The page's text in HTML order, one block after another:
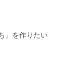
は別途
ている
月 、原
品 詳細
・作品
」を作りたい